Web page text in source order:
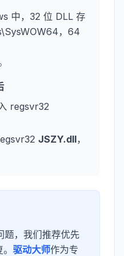
中，32 位 DLL 存
，64
regsvr32
JSZY.dll，
题，我们推荐优先
驱动大师作为专